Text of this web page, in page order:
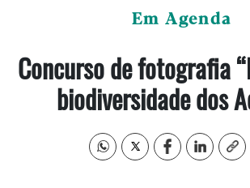
Em Agenda
Concurso de fotografia
biodiversidade dos